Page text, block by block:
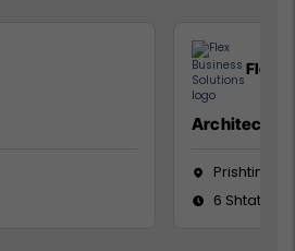
Flex
Architect
Prishtinë
6 Shtator